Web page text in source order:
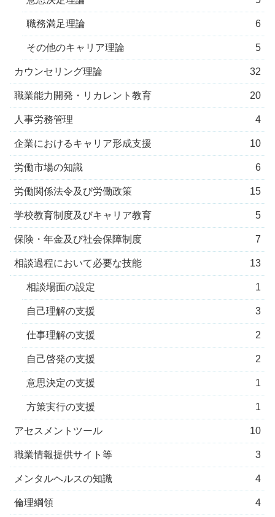
職務満足理論 6
その他のキャリア理論 5
カウンセリング理論 32
職業能力開発・リカレント教育 20
人事労務管理 4
企業におけるキャリア形成支援 10
労働市場の知識 6
労働関係法令及び労働政策 15
学校教育制度及びキャリア教育 5
保険・年金及び社会保障制度 7
相談過程において必要な技能 13
相談場面の設定 1
自己理解の支援 3
仕事理解の支援 2
自己啓発の支援 2
意思決定の支援 1
方策実行の支援 1
アセスメントツール 10
職業情報提供サイト等 3
メンタルヘルスの知識 4
倫理綱領 4